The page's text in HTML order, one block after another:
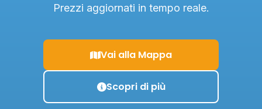
Prezzi aggiornati in tempo reale.
Vai alla Mappa
Scopri di più